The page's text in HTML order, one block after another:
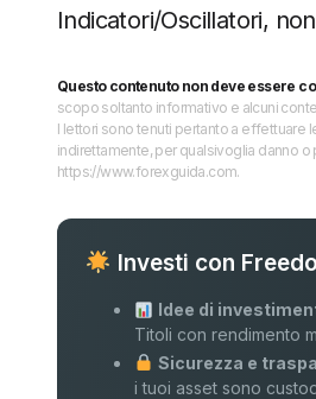
Indicatori/Oscillatori,
Questo contenuto non deve essere
scopo soltanto informativo e alcuni
I lettori sono tenuti pertanto a effettuare
indirettamente, per qualsivoglia danno
https://www.forexguida.com.
Investi con
Idee di
Titoli con rendimento
Sicurezza e
i tuoi asset sono